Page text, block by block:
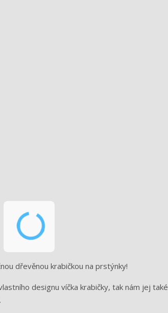
dřevěnou krabičkou na prstýnky!
designu víčka krabičky, tak nám jej také